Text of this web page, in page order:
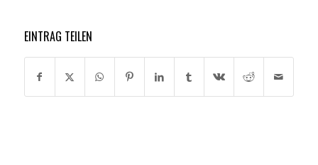
EINTRAG TEILEN